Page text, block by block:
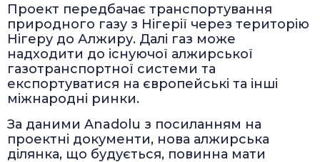
Проект передбачає транспортування
природного газу з Нігерії через територію
Нігеру до Алжиру. Далі газ може
надходити до існуючої алжирської
газотранспортної системи та
експортуватися на європейські та інші
міжнародні ринки.
За даними Anadolu з посиланням на
проектні документи, нова алжирська
ділянка, що будується, повинна мати